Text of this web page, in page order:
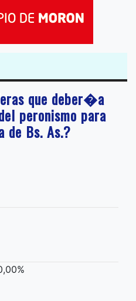
que deber�a
peronismo para
de Bs. As.?